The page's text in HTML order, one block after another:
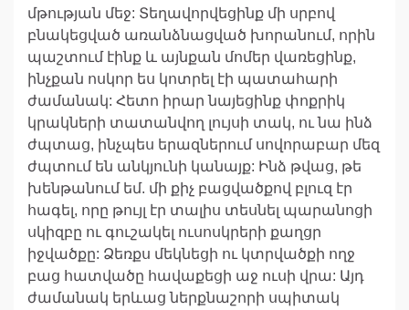
մթության մեջ: Տեղավորվեցինք մի սրբով
բնակեցված առանձնացված խորանում, որին
պաշտում էինք և այնքան մոմեր վառեցինք,
ինչքան ոսկոր ես կոտրել էի պատահարի
ժամանակ: Հետո իրար նայեցինք փոքրիկ
կրակների տատանվող լույսի տակ, ու նա ինձ
ժպտաց, ինչպես երազներում սովորաբար մեզ
ժպտում են անկյունի կանայք: Ինձ թվաց, թե
խենթանում եմ. մի քիչ բացվածքով բլուզ էր
հագել, որը թույլ էր տալիս տեսնել պարանոցի
սկիզբը ու գուշակել ուսոսկրերի քաղցր
իջվածքը: Ձեռքս մեկնեցի ու կտրվածքի ողջ
բաց հատվածը հավաքեցի աջ ուսի վրա: Այդ
ժամանակ երևաց ներքնաշորի սպիտակ